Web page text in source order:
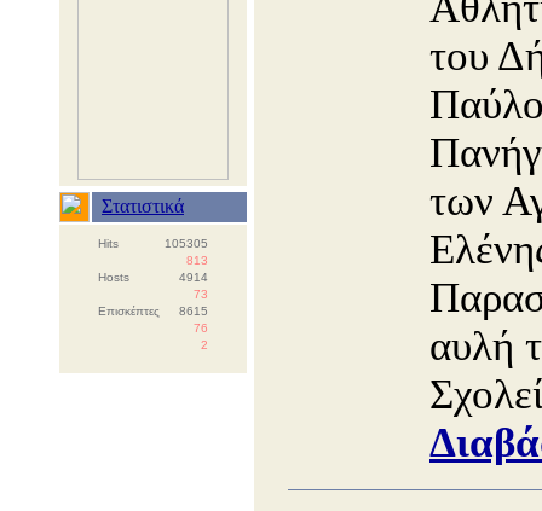
Στατιστικά
Hits
105305
813
Hosts
4914
73
Επισκέπτες
8615
76
2
του
των
αυλή